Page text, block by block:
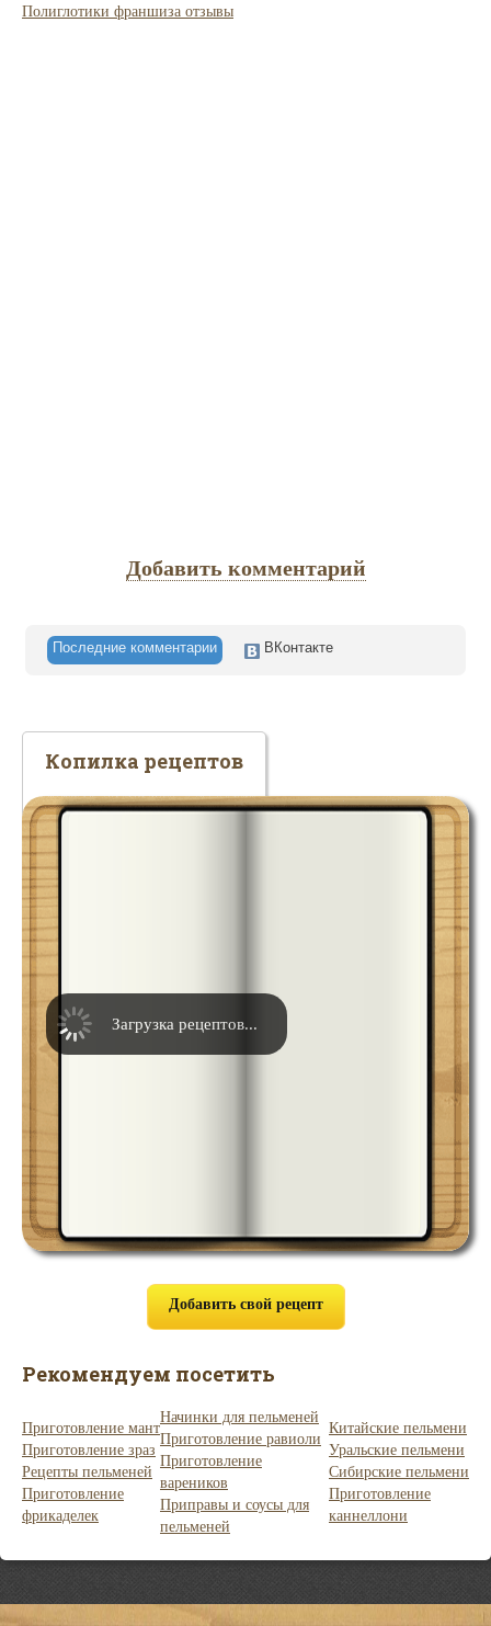
Полиглотики франшиза отзывы
Добавить комментарий
Последние комментарии ВКонтакте
Копилка рецептов
Загрузка рецептов...
Добавить свой рецепт
Рекомендуем посетить
Приготовление мант
Приготовление зраз
Рецепты пельменей
Приготовление
фрикаделек
Начинки для пельменей
Приготовление равиоли
Приготовление
вареников
Приправы и соусы для
пельменей
Китайские пельмени
Уральские пельмени
Сибирские пельмени
Приготовление
каннеллони